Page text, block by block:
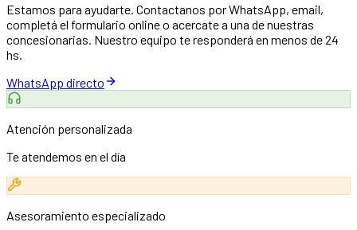
Estamos para ayudarte. Contactanos por WhatsApp, email,
completá el formulario online o acercate a una de nuestras
concesionarias. Nuestro equipo te responderá en menos de 24
hs.
WhatsApp directo
Atención personalizada
Te atendemos en el día
Asesoramiento especializado